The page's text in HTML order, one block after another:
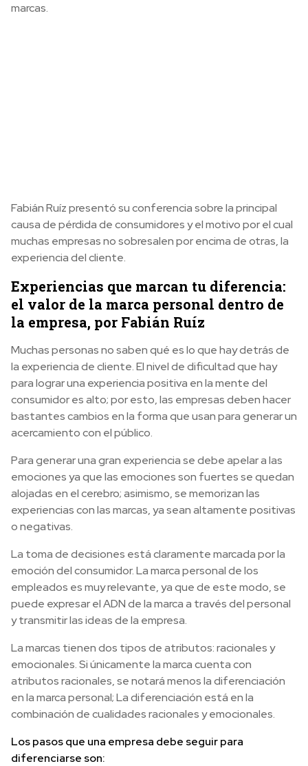
marcas.
Fabián Ruíz presentó su conferencia sobre la principal
causa de pérdida de consumidores y el motivo por el cual
muchas empresas no sobresalen por encima de otras, la
experiencia del cliente.
Experiencias que marcan tu diferencia:
el valor de la marca personal dentro de
la empresa, por Fabián Ruíz
Muchas personas no saben qué es lo que hay detrás de
la experiencia de cliente. El nivel de dificultad que hay
para lograr una experiencia positiva en la mente del
consumidor es alto; por esto, las empresas deben hacer
bastantes cambios en la forma que usan para generar un
acercamiento con el público.
Para generar una gran experiencia se debe apelar a las
emociones ya que las emociones son fuertes se quedan
alojadas en el cerebro; asimismo, se memorizan las
experiencias con las marcas, ya sean altamente positivas
o negativas.
La toma de decisiones está claramente marcada por la
emoción del consumidor. La marca personal de los
empleados es muy relevante, ya que de este modo, se
puede expresar el ADN de la marca a través del personal
y transmitir las ideas de la empresa.
La marcas tienen dos tipos de atributos: racionales y
emocionales. Si únicamente la marca cuenta con
atributos racionales, se notará menos la diferenciación
en la marca personal; La diferenciación está en la
combinación de cualidades racionales y emocionales.
Los pasos que una empresa debe seguir para
diferenciarse son: